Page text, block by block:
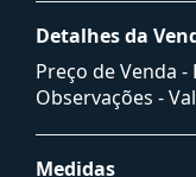
Detalhes da
Preço de Venda -
Observações -
Medidas